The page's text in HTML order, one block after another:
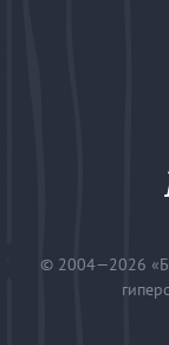
© 2004—2026